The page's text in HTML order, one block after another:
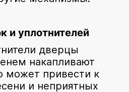
и уплотнителей
дверцы
накапливают
может привести к
и неприятных